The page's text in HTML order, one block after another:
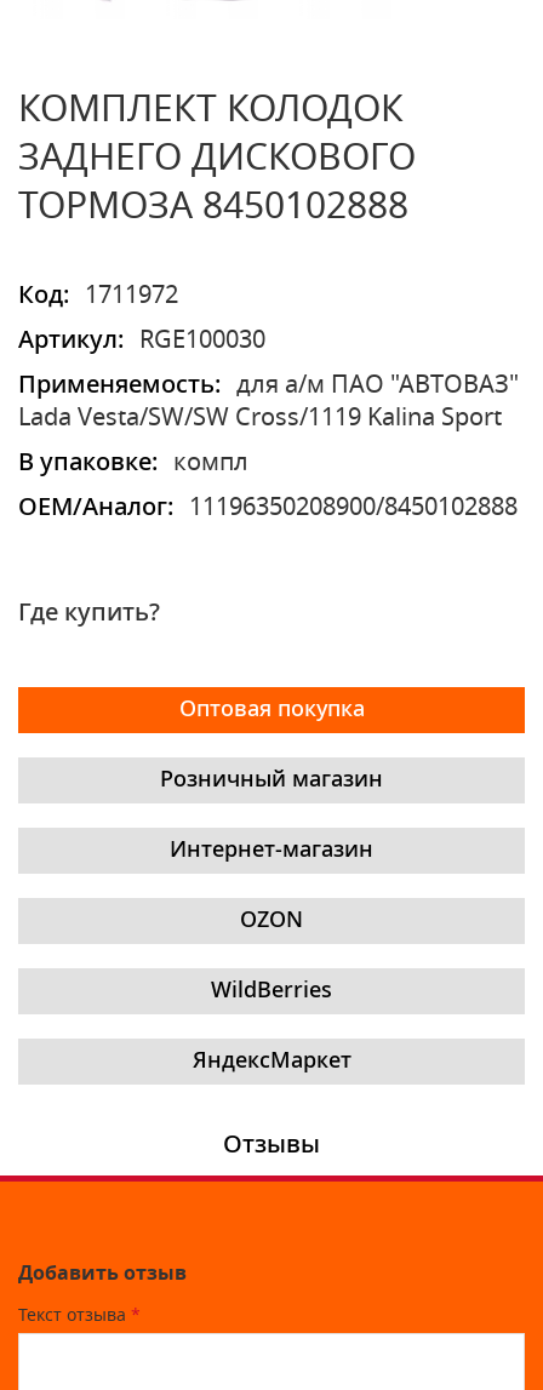
КОМПЛЕКТ КОЛОДОК
ЗАДНЕГО ДИСКОВОГО
ТОРМОЗА 8450102888
Код:
1711972
Артикул:
RGE100030
Применяемость:
для а/м ПАО "АВТОВАЗ"
Lada Vesta/SW/SW Cross/1119 Kalina Sport
В упаковке:
компл
OEM/Аналог:
11196350208900/8450102888
Где купить?
Оптовая покупка
Розничный магазин
Интернет-магазин
OZON
WildBerries
ЯндексМаркет
Отзывы
Добавить отзыв
Текст отзыва *